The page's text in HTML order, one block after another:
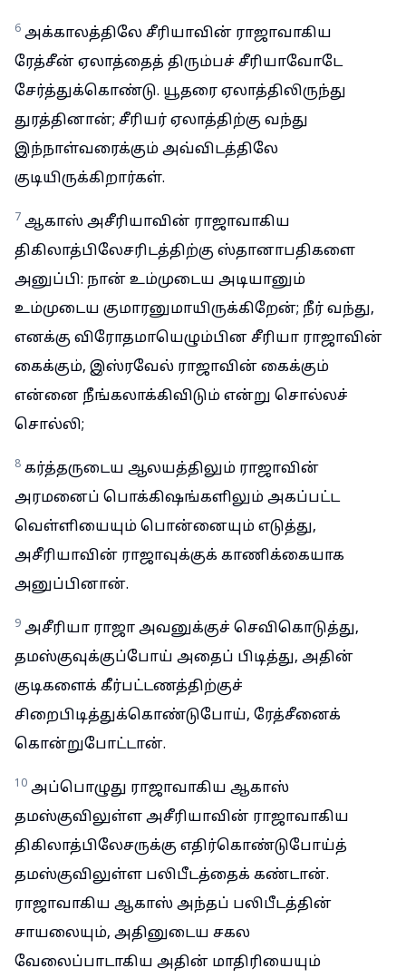
6 அக்காலத்திலே சீரியாவின் ராஜாவாகிய
ரேத்சீன் ஏலாத்தைத் திரும்பச் சீரியாவோடே
சேர்த்துக்கொண்டு. யூதரை ஏலாத்திலிருந்து
துரத்தினான்; சீரியர் ஏலாத்திற்கு வந்து
இந்நாள்வரைக்கும் அவ்விடத்திலே
குடியிருக்கிறார்கள்.
7 ஆகாஸ் அசீரியாவின் ராஜாவாகிய
திகிலாத்பிலேசரிடத்திற்கு ஸ்தானாபதிகளை
அனுப்பி: நான் உம்முடைய அடியானும்
உம்முடைய குமாரனுமாயிருக்கிறேன்; நீர் வந்து,
எனக்கு விரோதமாயெழும்பின சீரியா ராஜாவின்
கைக்கும், இஸ்ரவேல் ராஜாவின் கைக்கும்
என்னை நீங்கலாக்கிவிடும் என்று சொல்லச்
சொல்லி;
8 கர்த்தருடைய ஆலயத்திலும் ராஜாவின்
அரமனைப் பொக்கிஷங்களிலும் அகப்பட்ட
வெள்ளியையும் பொன்னையும் எடுத்து,
அசீரியாவின் ராஜாவுக்குக் காணிக்கையாக
அனுப்பினான்.
9 அசீரியா ராஜா அவனுக்குச் செவிகொடுத்து,
தமஸ்குவுக்குப்போய் அதைப் பிடித்து, அதின்
குடிகளைக் கீர்பட்டணத்திற்குச்
சிறைபிடித்துக்கொண்டுபோய், ரேத்சீனைக்
கொன்றுபோட்டான்.
10 அப்பொழுது ராஜாவாகிய ஆகாஸ்
தமஸ்குவிலுள்ள அசீரியாவின் ராஜாவாகிய
திகிலாத்பிலேசருக்கு எதிர்கொண்டுபோய்த்
தமஸ்குவிலுள்ள பலிபீடத்தைக் கண்டான்.
ராஜாவாகிய ஆகாஸ் அந்தப் பலிபீடத்தின்
சாயலையும், அதினுடைய சகல
வேலைப்பாடாகிய அதின் மாதிரியையும்